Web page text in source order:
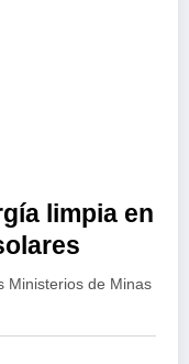
limpia en
Ministerios de Minas